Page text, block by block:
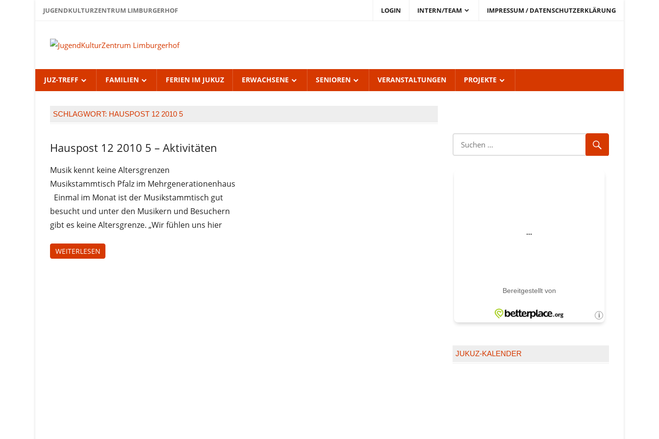
ZumJUGENDKULTURZENTRUM LIMBURGERHOF LOGIN INTERN/TEAM IMPRESSUM / DATENSCHUTZERKLÄRUNG
Limburgerhof
JUZ-TREFF FAMILIEN FERIEN IM JUKUZ ERWACHSENE SENIOREN VERANSTALTUNGEN PROJEKTE
SCHLAGWORT: HAUSPOST 12 2010 5
Hauspost
Hauspost 12 2010 5 – Aktivitäten
Musik kennt keine Altersgrenzen
Musikstammtisch Pfalz im Mehrgenerationenhaus
Einmal im Monat ist der Musikstammtisch gut
besucht und unter den Musikern und Besuchern
gibt es keine Altersgrenze. „Wir fühlen uns hier
WEITERLESEN
JUKUZ-KALENDER